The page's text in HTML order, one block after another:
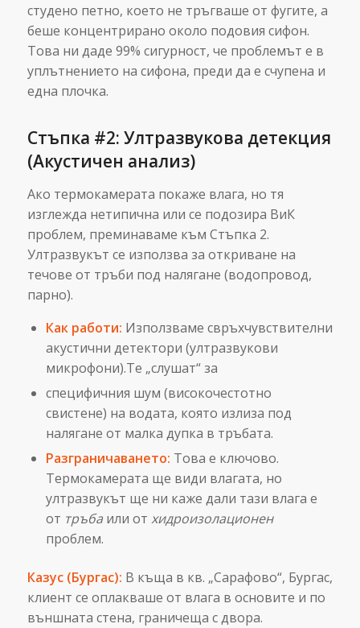
студено петно, което не тръгваше от фугите, а
беше концентрирано около подовия сифон.
Това ни даде 99% сигурност, че проблемът е в
уплътнението на сифона, преди да е счупена и
една плочка.
Стъпка #2: Ултразвукова детекция
(Акустичен анализ)
Ако термокамерата покаже влага, но тя
изглежда нетипична или се подозира ВиК
проблем, преминаваме към Стъпка 2.
Ултразвукът се използва за откриване на
течове от тръби под налягане (водопровод,
парно).
Как работи: Използваме свръхчувствителни
акустични детектори (ултразвукови
микрофони).Те „слушат“ за
специфичния шум (високочестотно
свистене) на водата, която излиза под
налягане от малка дупка в тръбата.
Разграничаването: Това е ключово.
Термокамерата ще види влагата, но
ултразвукът ще ни каже дали тази влага е
от тръбаили от хидроизолационен
проблем.
Казус (Бургас): В къща в кв. „Сарафово“, Бургас,
клиент се оплакваше от влага в основите и по
външната стена, граничеща с двора.